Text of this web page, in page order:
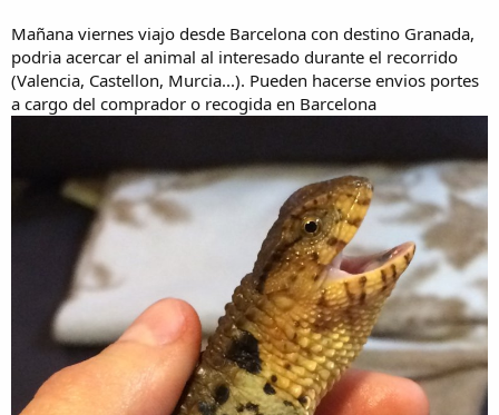
Mañana viernes viajo desde Barcelona con destino Granada,
podria acercar el animal al interesado durante el recorrido
(Valencia, Castellon, Murcia...). Pueden hacerse envios portes
a cargo del comprador o recogida en Barcelona